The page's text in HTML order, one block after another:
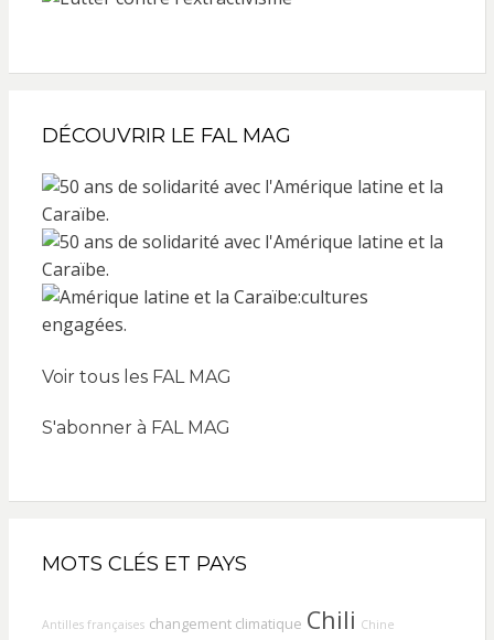
DÉCOUVRIR LE FAL MAG
Voir tous les FAL MAG
S'abonner à FAL MAG
MOTS CLÉS ET PAYS
Antilles françaises changement climatique Chili Chine